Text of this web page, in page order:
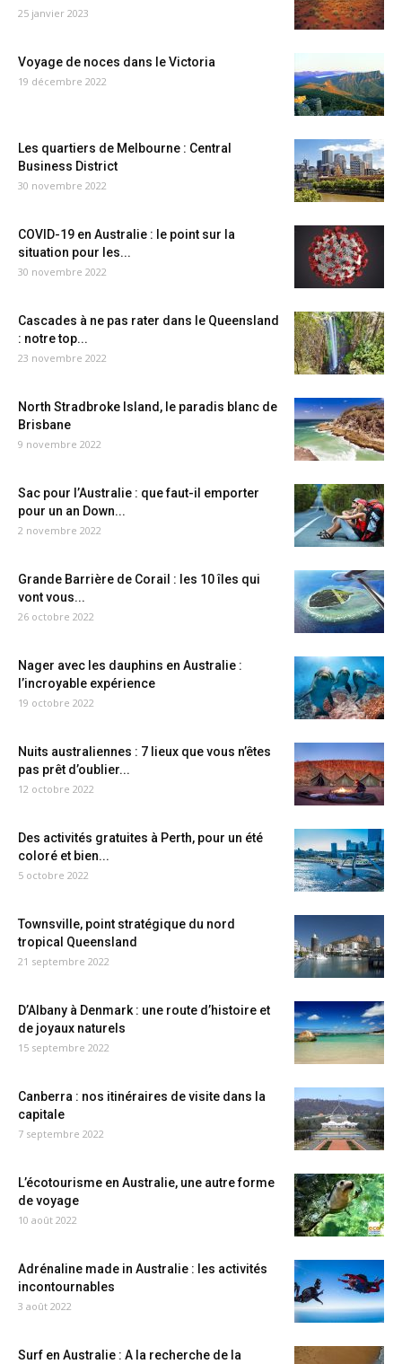
25 janvier 2023
Voyage de noces dans le Victoria
19 décembre 2022
Les quartiers de Melbourne : Central
Business District
30 novembre 2022
COVID-19 en Australie : le point sur la
situation pour les...
30 novembre 2022
Cascades à ne pas rater dans le Queensland
: notre top...
23 novembre 2022
North Stradbroke Island, le paradis blanc de
Brisbane
9 novembre 2022
Sac pour l’Australie : que faut-il emporter
pour un an Down...
2 novembre 2022
Grande Barrière de Corail : les 10 îles qui
vont vous...
26 octobre 2022
Nager avec les dauphins en Australie :
l’incroyable expérience
19 octobre 2022
Nuits australiennes : 7 lieux que vous n’êtes
pas prêt d’oublier...
12 octobre 2022
Des activités gratuites à Perth, pour un été
coloré et bien...
5 octobre 2022
Townsville, point stratégique du nord
tropical Queensland
21 septembre 2022
D’Albany à Denmark : une route d’histoire et
de joyaux naturels
15 septembre 2022
Canberra : nos itinéraires de visite dans la
capitale
7 septembre 2022
L’écotourisme en Australie, une autre forme
de voyage
10 août 2022
Adrénaline made in Australie : les activités
incontournables
3 août 2022
Surf en Australie : A la recherche de la